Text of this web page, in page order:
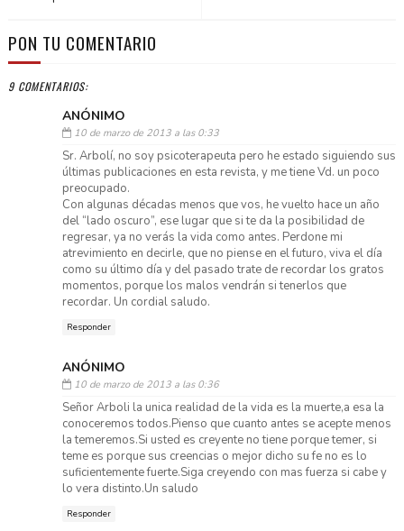
PON TU COMENTARIO
9 COMENTARIOS:
ANÓNIMO
10 de marzo de 2013 a las 0:33
Sr. Arbolí, no soy psicoterapeuta pero he estado siguiendo sus
últimas publicaciones en esta revista, y me tiene Vd. un poco
preocupado.
Con algunas décadas menos que vos, he vuelto hace un año
del “lado oscuro”, ese lugar que si te da la posibilidad de
regresar, ya no verás la vida como antes. Perdone mi
atrevimiento en decirle, que no piense en el futuro, viva el día
como su último día y del pasado trate de recordar los gratos
momentos, porque los malos vendrán si tenerlos que
recordar. Un cordial saludo.
Responder
ANÓNIMO
10 de marzo de 2013 a las 0:36
Señor Arboli la unica realidad de la vida es la muerte,a esa la
conoceremos todos.Pienso que cuanto antes se acepte menos
la temeremos.Si usted es creyente no tiene porque temer, si
teme es porque sus creencias o mejor dicho su fe no es lo
suficientemente fuerte.Siga creyendo con mas fuerza si cabe y
lo vera distinto.Un saludo
Responder